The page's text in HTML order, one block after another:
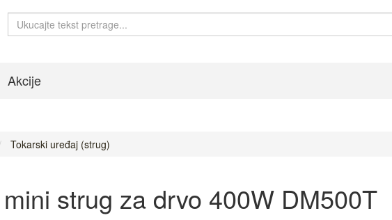
Akcije
Tokarski uređaj (strug)
strug za drvo 400W DM500T